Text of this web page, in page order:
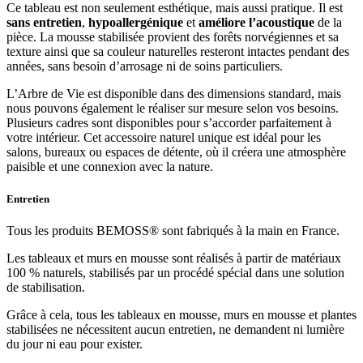
Ce tableau est non seulement esthétique, mais aussi pratique. Il est
sans entretien, hypoallergénique et améliore l’acoustique de la
pièce. La mousse stabilisée provient des forêts norvégiennes et sa
texture ainsi que sa couleur naturelles resteront intactes pendant des
années, sans besoin d’arrosage ni de soins particuliers.
L’Arbre de Vie est disponible dans des dimensions standard, mais
nous pouvons également le réaliser sur mesure selon vos besoins.
Plusieurs cadres sont disponibles pour s’accorder parfaitement à
votre intérieur. Cet accessoire naturel unique est idéal pour les
salons, bureaux ou espaces de détente, où il créera une atmosphère
paisible et une connexion avec la nature.
Entretien
Tous les produits BEMOSS® sont fabriqués à la main en France.
Les tableaux et murs en mousse sont réalisés à partir de matériaux
100 % naturels, stabilisés par un procédé spécial dans une solution
de stabilisation.
Grâce à cela, tous les tableaux en mousse, murs en mousse et plantes
stabilisées ne nécessitent aucun entretien, ne demandent ni lumière
du jour ni eau pour exister.